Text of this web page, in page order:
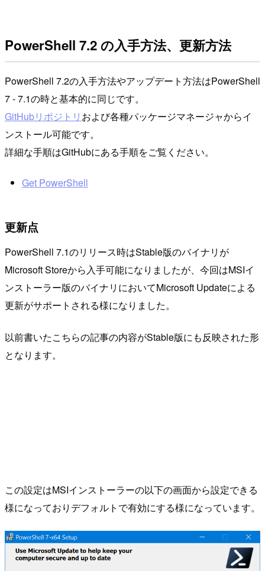
PowerShell 7.2 の入手方法、更新方法
PowerShell 7.2の入手方法やアップデート方法はPowerShell
7 - 7.1の時と基本的に同じです。
GitHubリポジトリ および各種パッケージマネージャからイ
ンストール可能です。
詳細な手順はGitHubにある手順をご覧ください。
Get PowerShell
更新点
PowerShell 7.1のリリース時はStable版のバイナリが
Microsoft Storeから入手可能になりましたが、今回はMSIイ
ンストーラー版のバイナリにおいてMicrosoft Updateによる
更新がサポートされる様になりました。
以前書いたこちらの記事の内容がStable版にも反映された形
となります。
この設定はMSIインストーラーの以下の画面から設定できる
様になっておりデフォルトで有効にする様になっています。